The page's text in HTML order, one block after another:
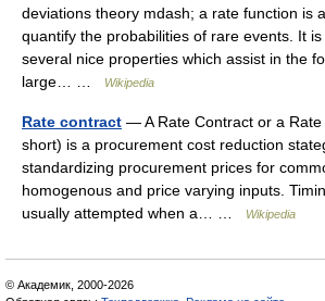
deviations theory mdash; a rate function is
quantify the probabilities of rare events. It
several nice properties which assist in the
large… …
Wikipedia
Rate contract — A Rate Contract or a Rate
short) is a procurement cost reduction
standardizing procurement prices for
homogenous and price varying inputs.
usually attempted when a… …
Wikipedia
© Академик, 2000-2026